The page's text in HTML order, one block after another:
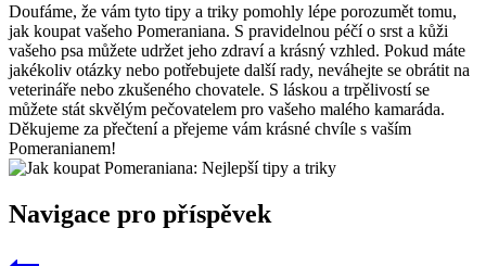
Doufáme, že vám tyto tipy a⁤ triky pomohly lépe porozumět tomu,
jak koupat⁢ vašeho Pomeraniana. ⁣S ⁤pravidelnou ⁤péčí ​o srst a kůži
vašeho psa můžete udržet jeho zdraví ⁢a krásný vzhled. ‌Pokud máte⁢
jakékoliv otázky nebo ‍potřebujete další rady, neváhejte ⁤se obrátit na
⁢veterináře nebo zkušeného chovatele. S láskou a trpělivostí se
můžete stát ​skvělým pečovatelem⁢ pro vašeho malého kamaráda.
Děkujeme ​za ​přečtení a ⁣přejeme ⁣vám krásné chvíle⁣ s ⁢vaším
Pomeranianem!
Navigace pro příspěvek